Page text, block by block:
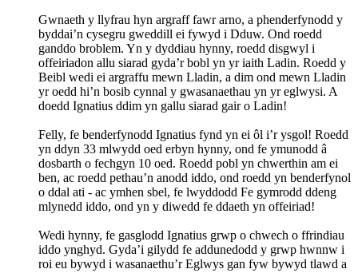
Gwnaeth y llyfrau hyn argraff fawr arno, a phenderfynodd y
byddai’n cysegru gweddill ei fywyd i Dduw. Ond roedd
ganddo broblem. Yn y dyddiau hynny, roedd disgwyl i
offeiriadon allu siarad gyda’r bobl yn yr iaith Ladin. Roedd y
Beibl wedi ei argraffu mewn Lladin, a dim ond mewn Lladin
yr oedd hi’n bosib cynnal y gwasanaethau yn yr eglwysi. A
doedd Ignatius ddim yn gallu siarad gair o Ladin!
Felly, fe benderfynodd Ignatius fynd yn ei ôl i’r ysgol! Roedd
yn ddyn 33 mlwydd oed erbyn hynny, ond fe ymunodd â
dosbarth o fechgyn 10 oed. Roedd pobl yn chwerthin am ei
ben, ac roedd pethau’n anodd iddo, ond roedd yn benderfynol
o ddal ati - ac ymhen sbel, fe lwyddodd Fe gymrodd ddeng
mlynedd iddo, ond yn y diwedd fe ddaeth yn offeiriad!
Wedi hynny, fe gasglodd Ignatius grwp o chwech o ffrindiau
iddo ynghyd. Gyda’i gilydd fe addunedodd y grwp hwnnw i
roi eu bywyd i wasanaethu’r Eglwys gan fyw bywyd tlawd a